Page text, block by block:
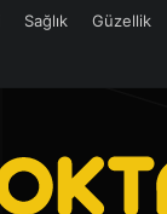
Sağlık Güzellik